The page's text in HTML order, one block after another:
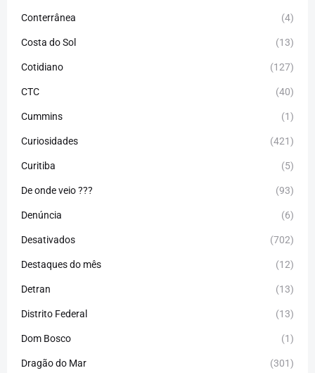
Conterrânea (4)
Costa do Sol (13)
Cotidiano (127)
CTC (40)
Cummins (1)
Curiosidades (421)
Curitiba (5)
De onde veio ??? (93)
Denúncia (6)
Desativados (702)
Destaques do mês (12)
Detran (13)
Distrito Federal (13)
Dom Bosco (1)
Dragão do Mar (301)